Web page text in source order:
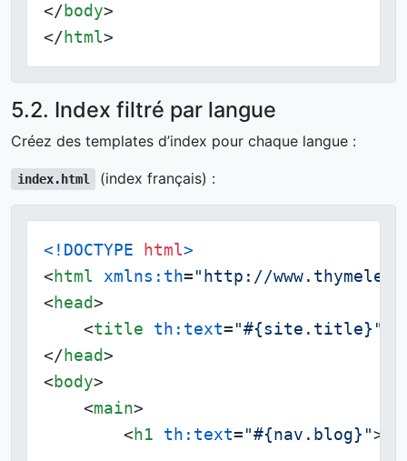
</ body>
</ html>
5.2. Index filtré par langue
Créez des templates d’index pour chaque langue :
index.html (index français) :
<!DOCTYPE html>
< html xmlns:th= "http://
< head>
<title th:text= "#{site.title}"
</ head>
< body>
<main>
< h1 th:text= "#{nav.blog}">